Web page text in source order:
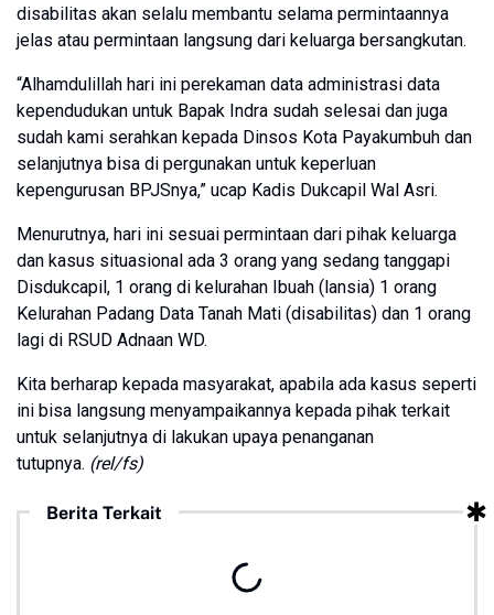
disabilitas akan selalu membantu selama permintaannya
jelas atau permintaan langsung dari keluarga bersangkutan.
“Alhamdulillah hari ini perekaman data administrasi data
kependudukan untuk Bapak Indra sudah selesai dan juga
sudah kami serahkan kepada Dinsos Kota Payakumbuh dan
selanjutnya bisa di pergunakan untuk keperluan
kepengurusan BPJSnya,” ucap Kadis Dukcapil Wal Asri.
Menurutnya, hari ini sesuai permintaan dari pihak keluarga
dan kasus situasional ada 3 orang yang sedang tanggapi
Disdukcapil, 1 orang di kelurahan Ibuah (lansia) 1 orang
Kelurahan Padang Data Tanah Mati (disabilitas) dan 1 orang
lagi di RSUD Adnaan WD.
Kita berharap kepada masyarakat, apabila ada kasus seperti
ini bisa langsung menyampaikannya kepada pihak terkait
untuk selanjutnya di lakukan upaya penanganan
tutupnya. (rel/fs)
Berita Terkait